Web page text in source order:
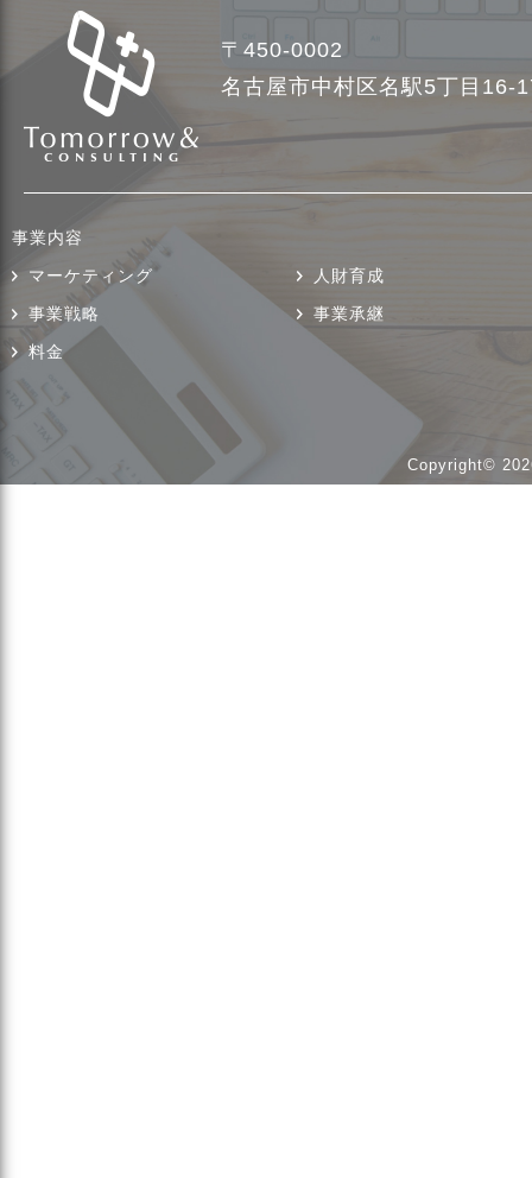
〒450-0002
名古屋市中村区名駅5丁目
事業内容
マーケティング
人財育成
事業戦略
事業承継
料金
Copyright©